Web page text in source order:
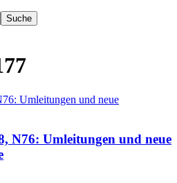
N76: Umleitungen und neue